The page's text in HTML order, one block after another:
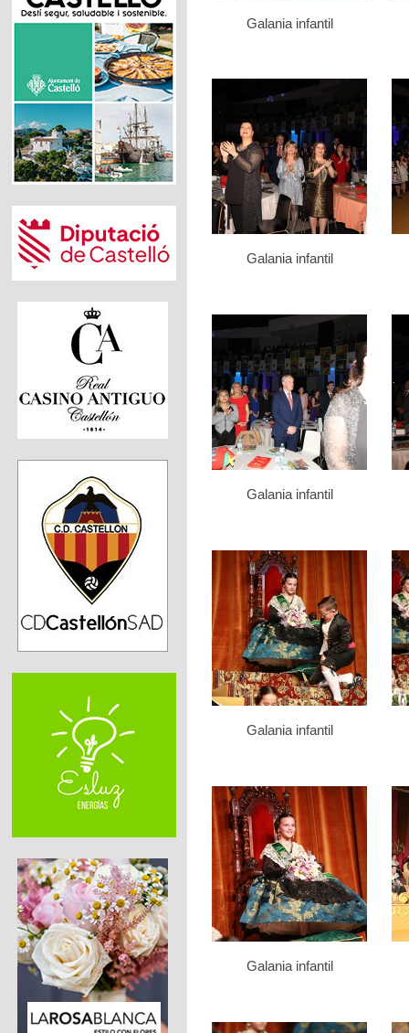
Galania infantil
Galania infantil
Galania infantil
Galania infantil
Galania infantil